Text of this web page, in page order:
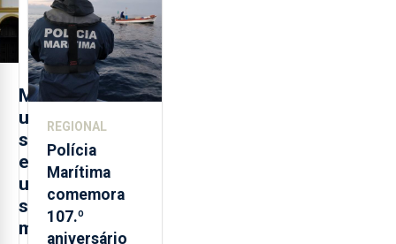
M
u
s
e
u
s
m
turística
REGIONAL
Polícia
Marítima
comemora
107.º
aniversário